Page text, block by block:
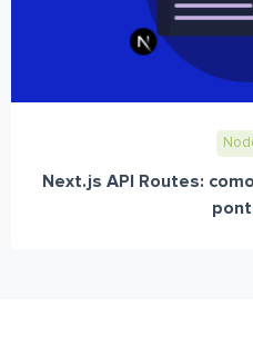
Next.js API Routes: